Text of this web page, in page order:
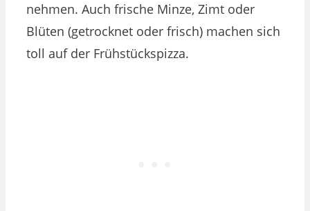
nehmen. Auch frische Minze, Zimt oder
Blüten (getrocknet oder frisch) machen sich
toll auf der Frühstückspizza.